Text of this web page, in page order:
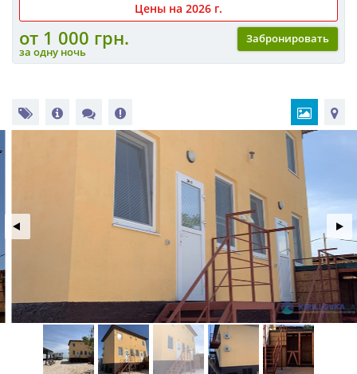
Цены на 2026 г.
Забронировать
от 1 000 грн.
за одну ночь